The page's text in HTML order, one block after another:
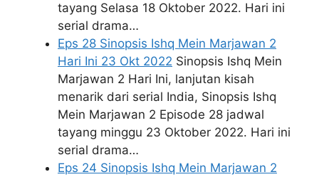
tayang Selasa 18 Oktober 2022. Hari ini
serial drama…
Eps 28 Sinopsis Ishq Mein Marjawan 2
Hari Ini 23 Okt 2022 Sinopsis Ishq Mein
Marjawan 2 Hari Ini, lanjutan kisah
menarik dari serial India, Sinopsis Ishq
Mein Marjawan 2 Episode 28 jadwal
tayang minggu 23 Oktober 2022. Hari ini
serial drama…
Eps 24 Sinopsis Ishq Mein Marjawan 2